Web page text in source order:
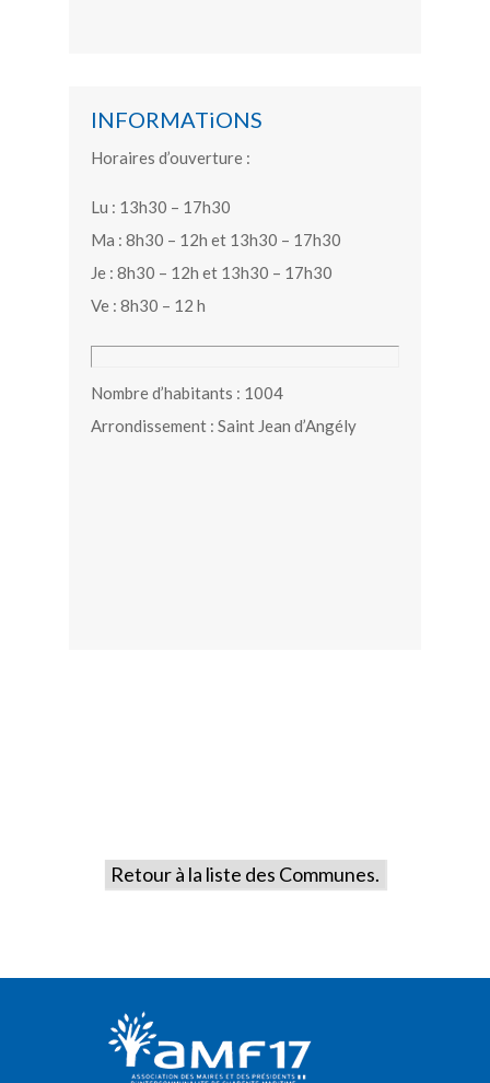
INFORMATiONS
Horaires d’ouverture :
Lu : 13h30 – 17h30
Ma : 8h30 – 12h et 13h30 – 17h30
Je : 8h30 – 12h et 13h30 – 17h30
Ve : 8h30 – 12 h
Nombre d’habitants : 1004
Arrondissement : Saint Jean d’Angély
Retour à la liste des Communes.